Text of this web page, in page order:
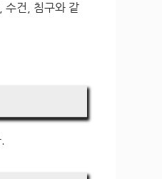
수건, 침구와 같